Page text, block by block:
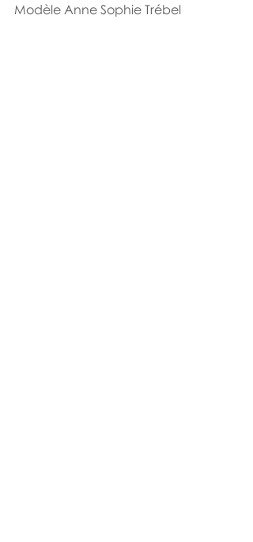
Modèle Anne Sophie Trébel